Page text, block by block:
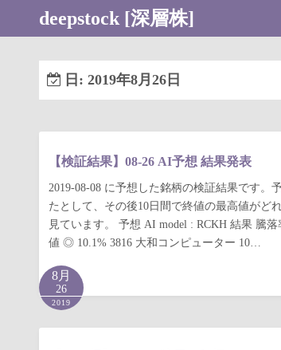
deepstock [深層株]
日: 2019年8月26日
【検証結果】08-26 AI予想 結果発表
2019-08-08 に予想した銘柄の検証結果です。
たとして、その後10日間で終値の最高値がど
見ています。 予想 AI model : RCKH 結果 騰
値 ◎ 10.1% 3816 大和コンピューター 10…
8月
26
2019